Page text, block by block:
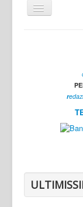
Cambia
navigazione
Caserta
r